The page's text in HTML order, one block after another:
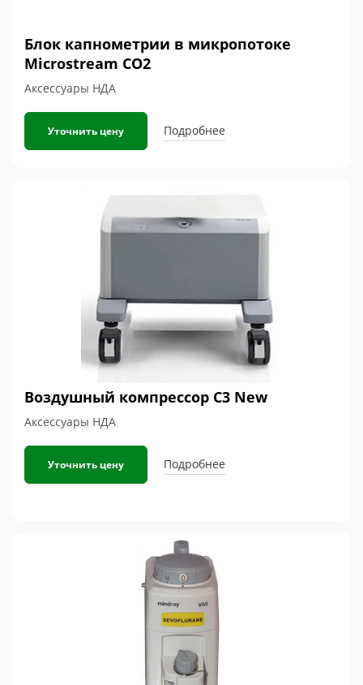
Блок капнометрии в микропотоке
Microstream CO2
Аксессуары НДА
Уточнить цену Подробнее
Воздушный компрессор C3 New
Аксессуары НДА
Уточнить цену Подробнее